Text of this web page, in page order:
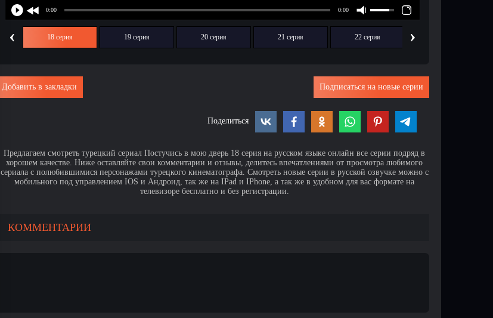
‹ 18 серия 19 серия 20 серия 21 серия 22 серия ›
Подписаться на новые серии
Добавить в закладки
Поделиться
Предлагаем смотреть турецкий сериал Постучись в мою дверь 18 серия на русском языке онлайн все серии подряд в
хорошем качестве. Ниже оставляйте свои комментарии и отзывы, делитесь впечатлениями от просмотра любимого
сериала с полюбившимися персонажами турецкого кинематографа. Смотреть новые серии в русской озвучке можно с
мобильного под управлением IOS и Андроид, так же на IPad и IPhone, а так же в удобном для вас формате на
телевизоре бесплатно и без регистрации.
КОММЕНТАРИИ